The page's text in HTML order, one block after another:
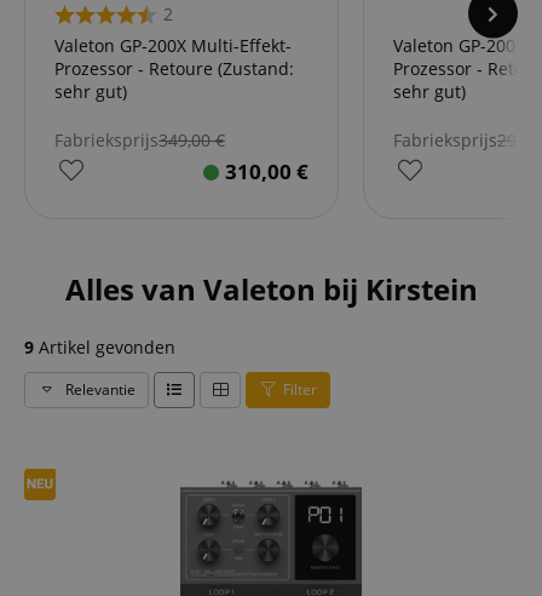
2
Valeton GP-200X Multi-Effekt-
Prozessor - Retoure (Zustand:
sehr gut)
Fabrieksprijs349,00€
310,00 €
Valeton GP-200
Prozessor - Retoure (Zustand:
sehr gut)
Fabrieksprijs
Alles van Valeton bij Kirstein
9 Artikel gevonden
Relevantie Filter